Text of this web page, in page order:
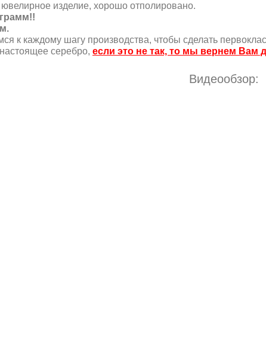
изделие, хорошо отполировано.
.
к каждому шагу производства, чтобы сделать
серебро, если это не так, то мы вернем Вам
Видеообзор: